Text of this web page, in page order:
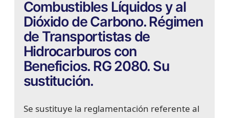
Combustibles Líquidos y al
Dióxido de Carbono. Régimen
de Transportistas de
Hidrocarburos con
Beneficios. RG 2080. Su
sustitución.
Se sustituye la reglamentación referente al